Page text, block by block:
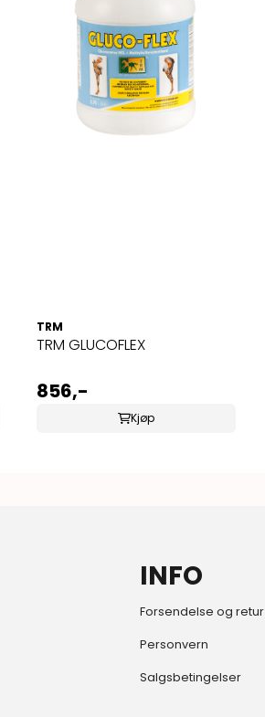
TRM
TRM GLUCOFLEX
856,-
Kjøp
INFO
Forsendelse og retur
Personvern
Salgsbetingelser